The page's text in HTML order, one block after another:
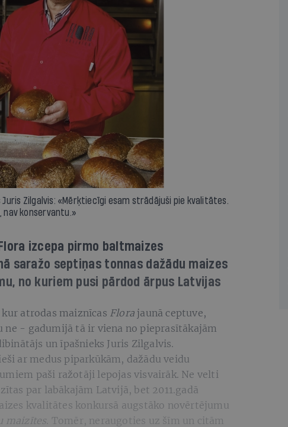
Juris Zilgalvis: «Mērķtiecīgi esam strādājuši pie kvalitātes.
nav konservantu.»
izcepa pirmo baltmaizes
saražo septiņas tonnas dažādu maizes
no kuriem pusi pārdod ārpus Latvijas
atrodas maiznīcas Flora jaunā ceptuve,
ne - gadumijā tā ir viena no pieprasītākajām
un īpašnieks Juris Zilgalvis.
ar medus piparkūkām, dažādu veidu
paši ražotāji lepojas visvairāk. Ne velti
par labākajām Latvijā, bet 2011.gadā
kvalitātes konkursā augstāko novērtējumu
maizītes . Tomēr, neraugoties uz šīm un citām